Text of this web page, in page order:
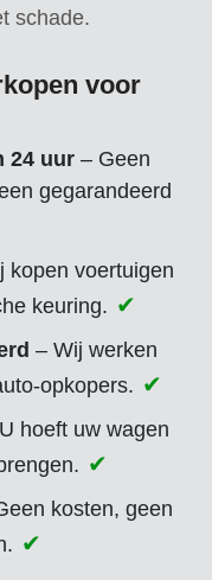
schade.
voor
24 uur– Geen
gegarandeerd
kopen voertuigen
keuring.
– Wij werken
opkopers.
hoeft uw wagen
kosten, geen